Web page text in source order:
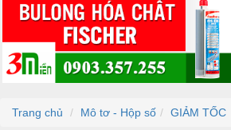
Trang chủ Mô tơ - Hộp số GIẢM TỐC